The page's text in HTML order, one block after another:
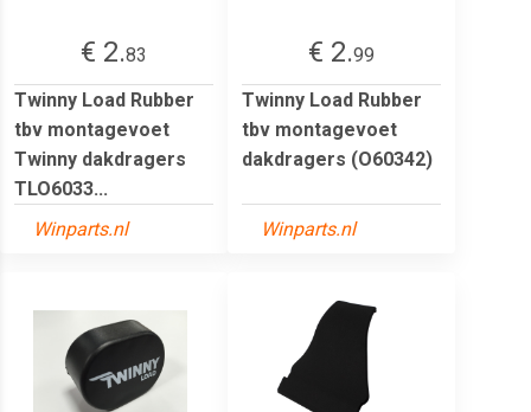
€ 2.83
Twinny Load Rubber
tbv montagevoet
Twinny dakdragers
TLO6033...
Winparts.nl
€ 2.99
Twinny Load Rubber
tbv montagevoet
dakdragers (O60342)
Winparts.nl